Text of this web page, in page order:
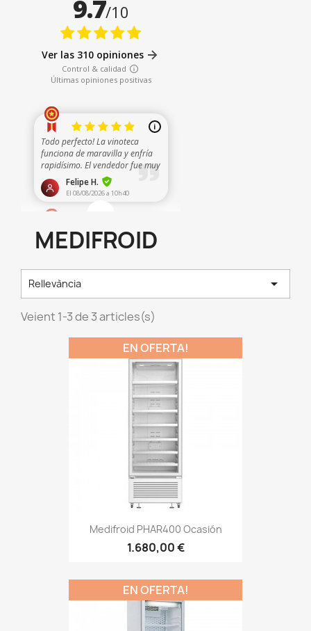
MEDIFROID
Rellevància 
Veient 1-3 de 3 articles(s)
Medifroid PHAR400 Ocasión
1.680,00 €
EN OFERTA!
EN OFERTA!